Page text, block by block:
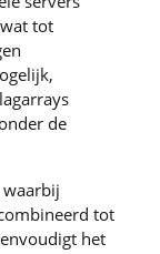
tot
de
tot
het